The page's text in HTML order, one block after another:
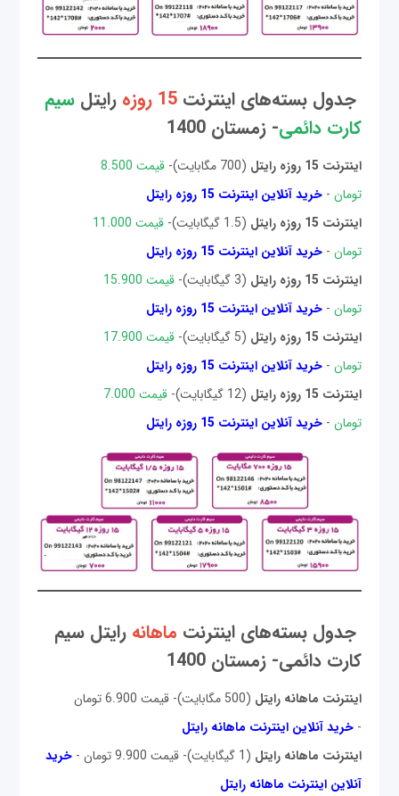
جدول بسته‌های اینترنت15 روزه رایتلسیم
کارت دائمی- زمستان 1400
اینترنت 15 روزه رایتل (700 مگابایت)-
قیمت 8.500
تومان - خرید آنلاین اینترنت 15 روزه رایتل
اینترنت 15 روزه رایتل
(1.5 گیگابایت)-
قیمت 11.000
تومان -خرید آنلاین اینترنت 15 روزه رایتل
اینترنت 15 روزه رایتل
(3 گیگابایت)-
قیمت 15.900
تومان -خرید آنلاین اینترنت 15 روزه رایتل
اینترنت 15 روزه رایتل
(5 گیگابایت)-
قیمت 17.900
تومان - خرید آنلاین اینترنت 15 روزه رایتل
اینترنت 15 روزه رایتل
(12 گیگابایت)-
قیمت 7.000
تومان - خرید آنلاین اینترنت 15 روزه رایتل
جدول بسته‌های اینترنت ماهانهرایتل سیم
کارت دائمی- زمستان 1400
اینترنت ماهانه رایتل
(500 مگابایت)- قیمت 6.900 تومان
- خرید آنلاین اینترنت ماهانه رایتل
اینترنت ماهانه رایتل (1 گیگابایت)- قیمت 9.900 تومان -
خرید
آنلاین اینترنت ماهانه رایتل